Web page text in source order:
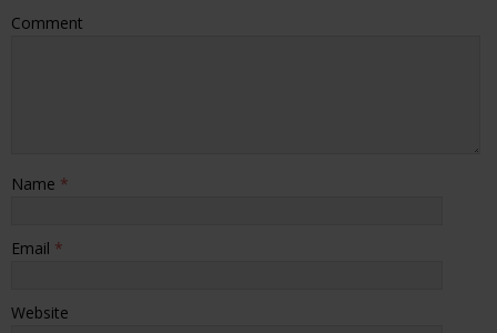
Comment
Name *
Email *
Website